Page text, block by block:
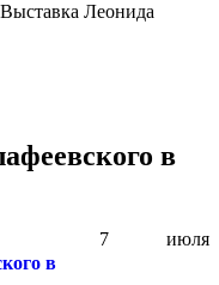
Выставка Леонида
в
7 июля